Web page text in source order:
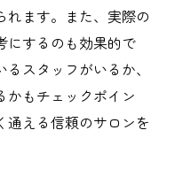
京都で見極める方
ェル費用とその価
い理由と費用対効
れます。また、実際の
にするのも効果的で
スタッフがいるか、
かもチェックポイン
通える信頼のサロンを